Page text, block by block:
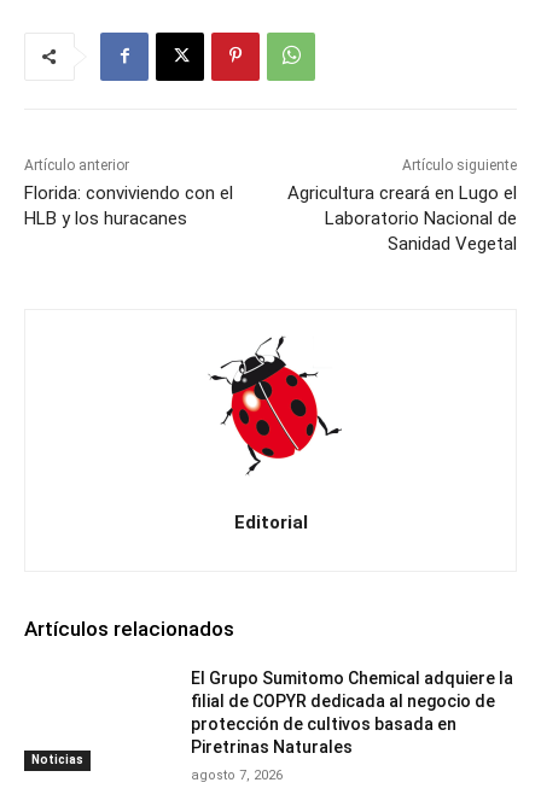
Artículo anterior
Florida: conviviendo con el
HLB y los huracanes
Artículo siguiente
Agricultura creará en Lugo el
Laboratorio Nacional de
Sanidad Vegetal
Editorial
Artículos relacionados
Noticias
El Grupo Sumitomo Chemical adquiere la
filial de COPYR dedicada al negocio de
protección de cultivos basada en
Piretrinas Naturales
agosto 7, 2026